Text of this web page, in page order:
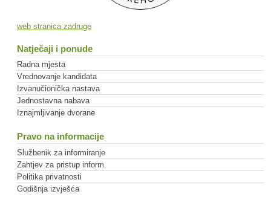
web stranica zadruge
Natječaji i ponude
Radna mjesta
Vrednovanje kandidata
Izvanučionička nastava
Jednostavna nabava
Iznajmljivanje dvorane
Pravo na informacije
Službenik za informiranje
Zahtjev za pristup inform.
Politika privatnosti
Godišnja izvješća